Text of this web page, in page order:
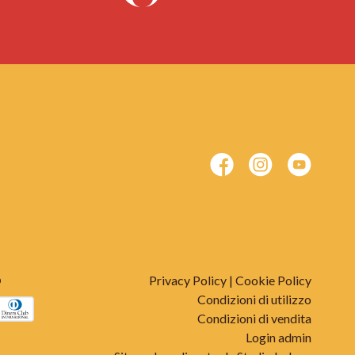
Privacy Policy| Cookie Policy
Condizioni di utilizzo
Condizioni di vendita
Login admin